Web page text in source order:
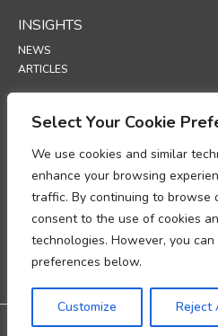
Select Your Cookie
We use cookies and similar
enhance your browsing
traffic. By continuing to browse
consent to the use of cookies
technologies. However, you
preferences below.
Customize Reject
INSIGHTS
NEWS
ARTICLES
SUPPORT
POLICIES
CHÍNH SÁCH BẢO MẬT
INFORMASJONSKAPSLER
BẢN GHI NHỚ VỀ TUÂN THỦ XỬ LÝ
PHỤ LỤC XỬ LÝ DỮ LIỆU
@2026 All rights reserved